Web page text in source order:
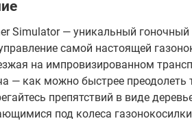
Simulator — уникальный
самой настоящей
на импровизированном
— как можно быстрее
препятствий в виде
под колеса